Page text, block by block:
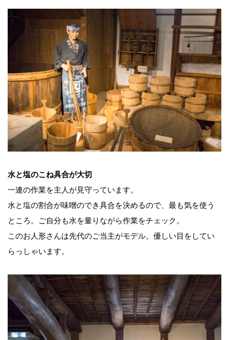
水と塩のこね具合が大切
一連の作業を主人が見守っています。
水と塩の割合が味噌のでき具合を決めるので、最も気を使う
ところ。ご自分も水を量りながら作業をチェック。
このお人形さんは先代のご当主がモデル。優しい目をしてい
らっしゃいます。